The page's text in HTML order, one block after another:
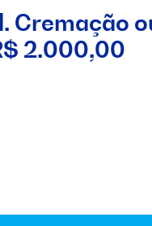
Cremação
2.000,00